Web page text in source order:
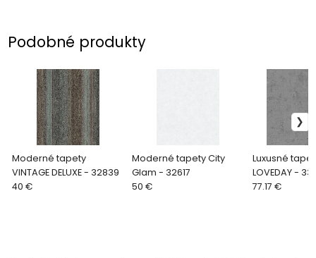
Podobné produkty
Moderné tapety
VINTAGE DELUXE - 32839
40 €
Moderné tapety City
Glam - 32617
50 €
Luxusné
LOVEDAY -
77.17 €